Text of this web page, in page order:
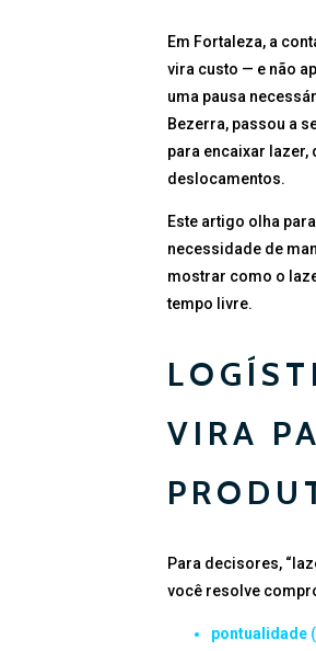
Em Fortaleza, a
vira custo — e não
uma pausa
Bezerra, passou a
para encaixar
deslocamentos.
Este artigo olha
necessidade de
mostrar como o
tempo livre.
VIRA
Para decisores,
você resolve
pontualidade